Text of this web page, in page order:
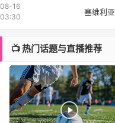
08-16
03:30
塞维利亚
📺 热门话题与直播推荐